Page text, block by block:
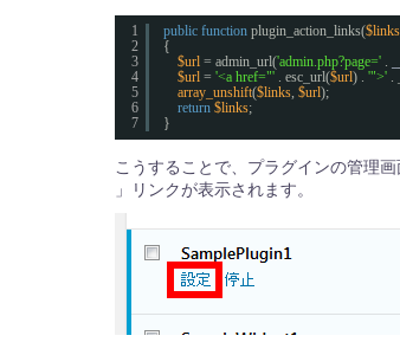
1
2
3
4
5
6
7
public function plugin_action_links($links
{
$url = admin_url('admin.php?page=' .
$url = '<a href="' . esc_url($url) . '">' .
array_unshift($links, $url);
return $links;
}
こうすることで、プラグインの管理
」リンクが表示されます。